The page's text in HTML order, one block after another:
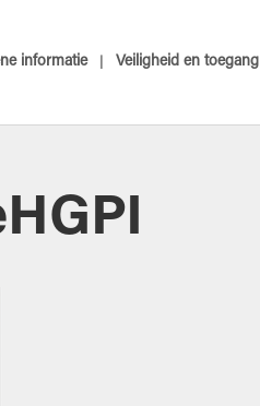
informatie Veiligheid en toegang